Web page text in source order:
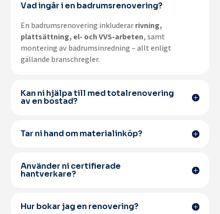
Vad ingår i en badrumsrenovering?
En badrumsrenovering inkluderarrivning,
plattsättning, el- och VVS-arbeten, samt
montering av badrumsinredning – allt enligt
gällande branschregler.
Kan ni hjälpa till med totalrenovering
av en bostad?
Tar ni hand om materialinköp?
Använder ni certifierade
hantverkare?
Hur bokar jag en renovering?